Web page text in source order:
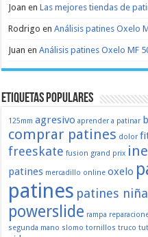
Joan enLas mejores tiendas de
Rodrigo enAnálisis patines Oxelo
Juan enAnálisis patines Oxelo MF
Etiquetas populares
125mm agresivo aprender a patinar
comprar patines dolor
freeskate fusion grand prix
patines mercadillo online oxelo
patines patines niña
powerslide rampa
segunda mano slomo tornillos truco